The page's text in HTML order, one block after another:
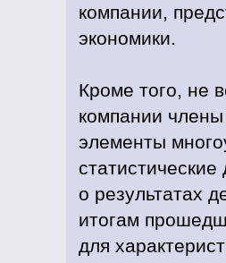
компании,
экономики.
Кроме того, не
компании
элементы
о результатах
итогам
для